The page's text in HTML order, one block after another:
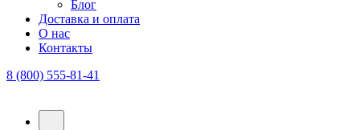
Блог
Доставка и оплата
О нас
Контакты
8 (800) 555-81-41